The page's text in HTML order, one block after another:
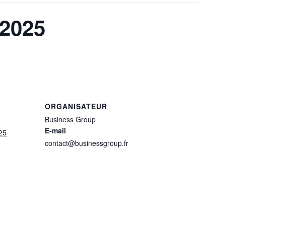
ORGANISATEUR
Business Group
E-mail
contact@businessgroup.fr